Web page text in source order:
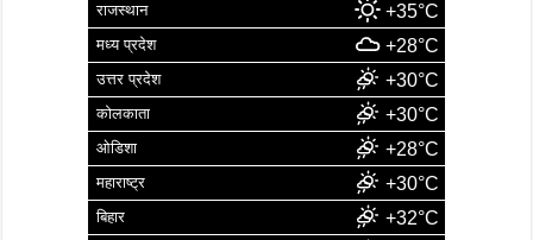
राजस्थान +35°C
मध्य प्रदेश +28°C
उत्तर प्रदेश +30°C
कोलकाता +30°C
ओडिशा +28°C
महाराष्ट्र +30°C
बिहार +32°C